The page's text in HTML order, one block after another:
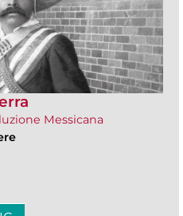
Messicana